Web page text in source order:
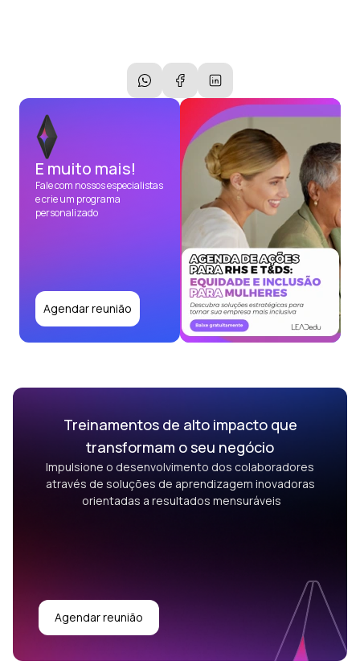
E muito mais!
Fale com nossos especialistas
e crie um programa
personalizado
Agendar reunião
Treinamentos de alto impacto que
transformam o seu negócio
Impulsione o desenvolvimento dos colaboradores
através de soluções de aprendizagem inovadoras
orientadas a resultados mensuráveis
Agendar reunião